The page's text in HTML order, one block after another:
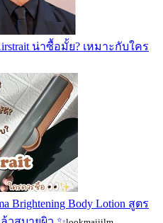
น่าซื้อมั้ย? เหมาะกับใคร
Brightening Body Lotion สูตร